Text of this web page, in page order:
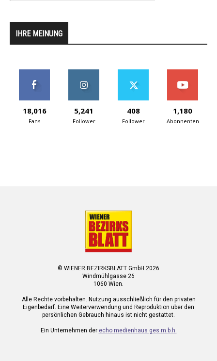
IHRE MEINUNG
18,016
Fans
5,241
Follower
408
Follower
1,180
Abonnenten
© WIENER BEZIRKSBLATT GmbH 2026
Windmühlgasse 26
1060 Wien.
Alle Rechte vorbehalten. Nutzung ausschließlich für den privaten
Eigenbedarf. Eine Weiterverwendung und Reproduktion über den
persönlichen Gebrauch hinaus ist nicht gestattet.
Ein Unternehmen der echo medienhaus ges.m.b.h.